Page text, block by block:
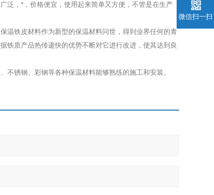
泛，*，价格便宜，使用起来简单又方便，不管是在生产
温铁皮材料作为新型的保温材料问世，得到业界任何的青
铁质产品热传递快的优势不断对它进行改进，使其达到良
锈钢、彩钢等各种保温材料能够熟练的施工和安装。
微信扫一扫